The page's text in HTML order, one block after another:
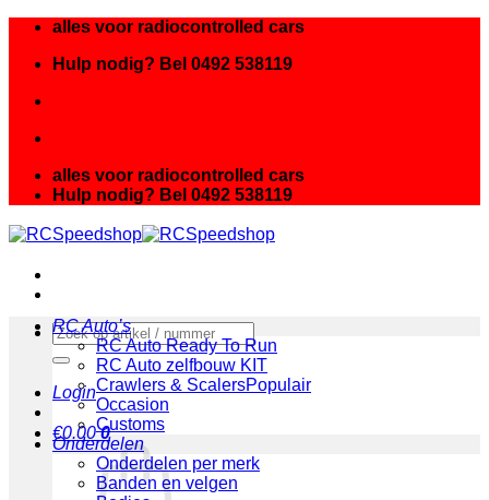
inhoud
alles voor radiocontrolled cars
Hulp nodig? Bel 0492 538119
alles voor radiocontrolled cars
Hulp nodig? Bel 0492 538119
Zoeken
naar:
Login
€0.00 0
RC Auto’s
RC Auto Ready To Run
RC Auto zelfbouw KIT
Crawlers & Scalers
Occasion
Customs
Onderdelen
Onderdelen per merk
Banden en velgen